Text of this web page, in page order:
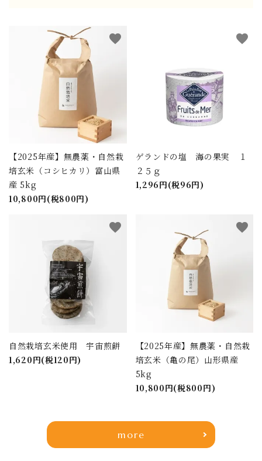
【2025年産】無農薬・自然栽
培玄米（コシヒカリ）富山県
産 5kg
10,800円(税800円)
favorite
ゲランドの塩 海の果実 １
２５ｇ
1,296円(税96円)
favorite
自然栽培玄米使用 宇宙煎餅
1,620円(税120円)
favorite
【2025年産】無農薬・自然栽
培玄米（亀の尾）山形県産
5kg
10,800円(税800円)
favorite
more